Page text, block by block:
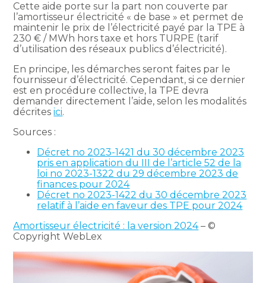
Cette aide porte sur la part non couverte par
l’amortisseur électricité « de base » et permet de
maintenir le prix de l’électricité payé par la TPE à
230 € / MWh hors taxe et hors TURPE (tarif
d’utilisation des réseaux publics d’électricité).
En principe, les démarches seront faites par le
fournisseur d’électricité. Cependant, si ce dernier
est en procédure collective, la TPE devra
demander directement l’aide, selon les modalités
décritesici.
Sources :
Décret no 2023-1421 du 30 décembre 2023
pris en application du III de l’article 52 de la
loi no 2023-1322 du 29 décembre 2023 de
finances pour 2024
Décret no 2023-1422 du 30 décembre 2023
relatif à l’aide en faveur des TPE pour 2024
Amortisseur électricité : la version 2024– ©
Copyright WebLex